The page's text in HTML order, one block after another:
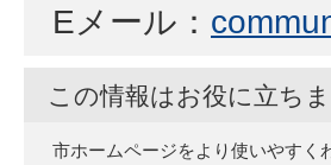
Eメール：
この情報はお役に立ち
市ホームページをより使いやすく